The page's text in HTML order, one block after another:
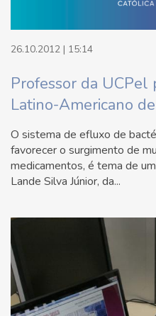
26.10.2012 | 15:14
Professor da
Latino-Americano
O sistema de efluxo de
favorecer o surgimento de
medicamentos, é tema de
Lande Silva Júnior, da...